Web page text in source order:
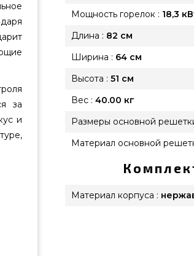
за
и
Мощность горелок : 18,3
Длина : 82 см
Ширина : 64 см
Высота : 51 см
Вес : 40.00 кг
Размеры основной
Материал основной
Материал корпуса :